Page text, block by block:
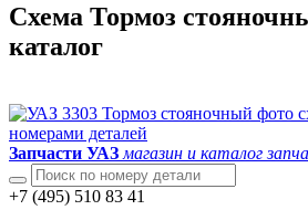
Схема Тормоз
каталог
Запчасти УАЗ магазин и каталог
+7 (495) 510 83 41